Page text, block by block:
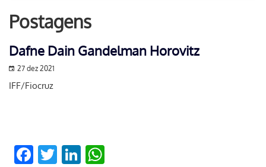
Postagens
Dafne Dain Gandelman Horovitz
27 dez 2021
IFF/Fiocruz
Facebook
TwitterLinkedIn